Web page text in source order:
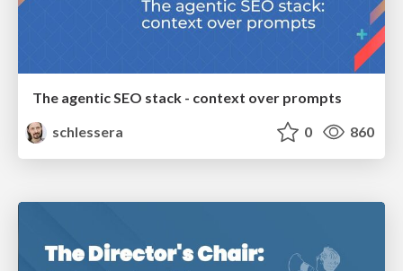
The agentic SEO stack - context over prompts
schlessera
0 860